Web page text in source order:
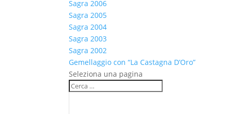
Sagra 2006
Sagra 2005
Sagra 2004
Sagra 2003
Sagra 2002
Gemellaggio con “La Castagna D’Oro”
Seleziona una pagina